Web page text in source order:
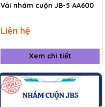
Vải nhám cuộn JB-5 AA600
Liên hệ
Xem chi tiết